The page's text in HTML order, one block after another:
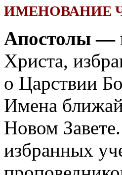
ИМЕНОВАНИЕ
Апостолы —
Христа,
о Царствии
Имена
Новом
избранных